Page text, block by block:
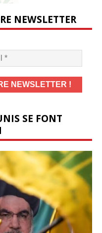
NEWSLETTER
SE FONT